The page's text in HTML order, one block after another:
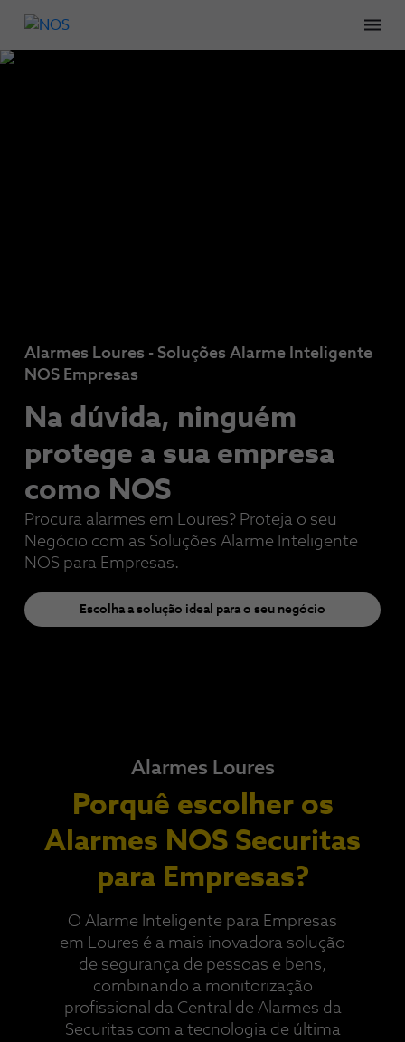
Alarmes Loures - Soluções Alarme Inteligente
NOS Empresas
Na dúvida, ninguém
protege a sua empresa​
como NOS
Procura alarmes em Loures? Proteja o seu
Negócio com as Soluções Alarme Inteligente
NOS para Empresas.
Escolha a solução ideal para o seu negócio
Alarmes Loures
Porquê escolher os
Alarmes NOS Securitas
para Empresas?
O Alarme Inteligente para Empresas
em Loures é a mais inovadora solução
de segurança de pessoas e bens,
combinando a monitorização
profissional da Central de Alarmes da
Securitas com a tecnologia de última